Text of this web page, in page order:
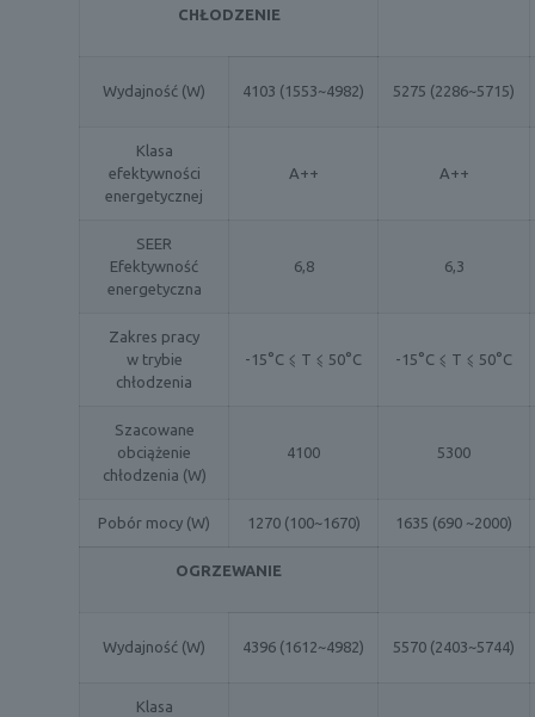
CHŁODZENIE
Wydajność (W) 4103 (1553~4982) 5275 (2286~5715)
Klasa
efektywności
energetycznej
A++ A++
SEER
Efektywność
energetyczna
6,8 6,3
Zakres pracy
w trybie
chłodzenia
-15°C ⩽ T ⩽ 50°C -15°C ⩽ T ⩽ 50°C
Szacowane
obciążenie
chłodzenia (W)
4100 5300
Pobór mocy (W) 1270 (100~1670) 1635 (690 ~2000)
OGRZEWANIE
Wydajność (W) 4396 (1612~4982) 5570 (2403~5744)
Klasa